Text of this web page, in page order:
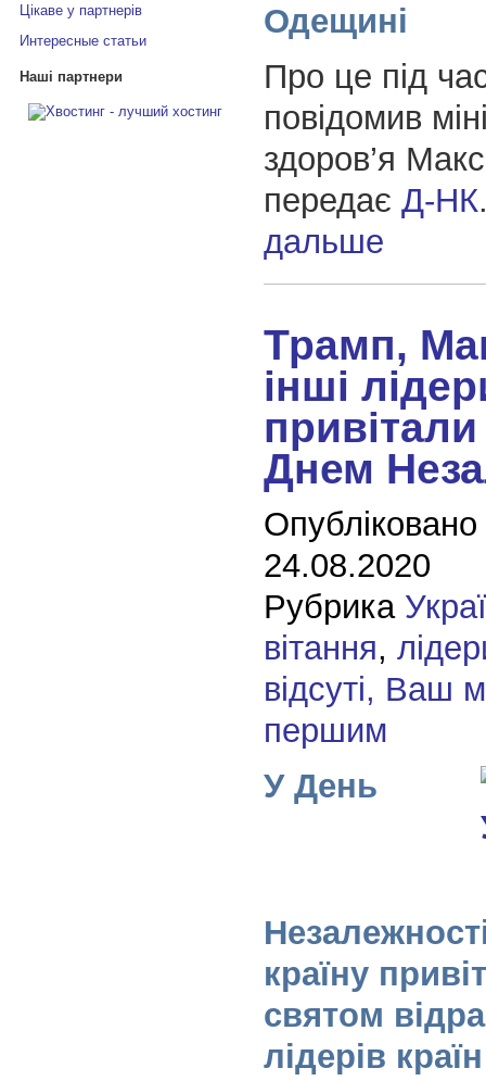
Цікаве у партнерів
Интересные статьи
Наші партнери
Одещині
Про це під
повідомив
здоров’я
передає Д-НК
дальше
Трамп,
інші
Днем
24.08.2020
Рубрика
вітання,
відсуті, Ваш
першим
У День
країну
святом
лідерів країн